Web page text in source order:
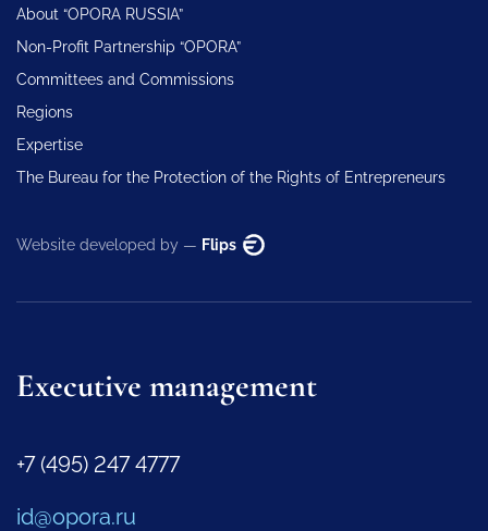
About “OPORA RUSSIA”
Non-Profit Partnership “OPORA”
Committees and Commissions
Regions
Expertise
The Bureau for the Protection of the Rights of Entrepreneurs
Website developed by — Flips
Executive management
+7 (495) 247 4777
id@opora.ru